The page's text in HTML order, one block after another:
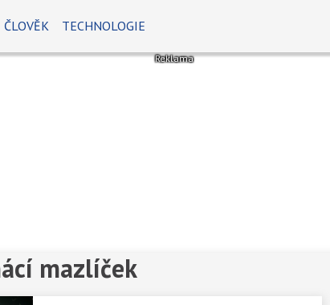
ČLOVĚK TECHNOLOGIE
mazlíček